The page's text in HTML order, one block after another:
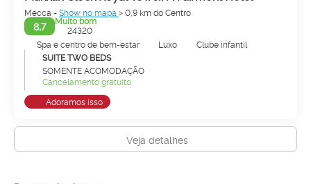
Mecca -Show no mapa > 0,9 km do Centro
8,7
Muito bom
24320
Spa e centro de bem-estar
Luxo
Clube infantil
SUITE TWO BEDS
SOMENTE ACOMODAÇÃO
Cancelamento gratuito
Adoramos isso
Veja detalhes